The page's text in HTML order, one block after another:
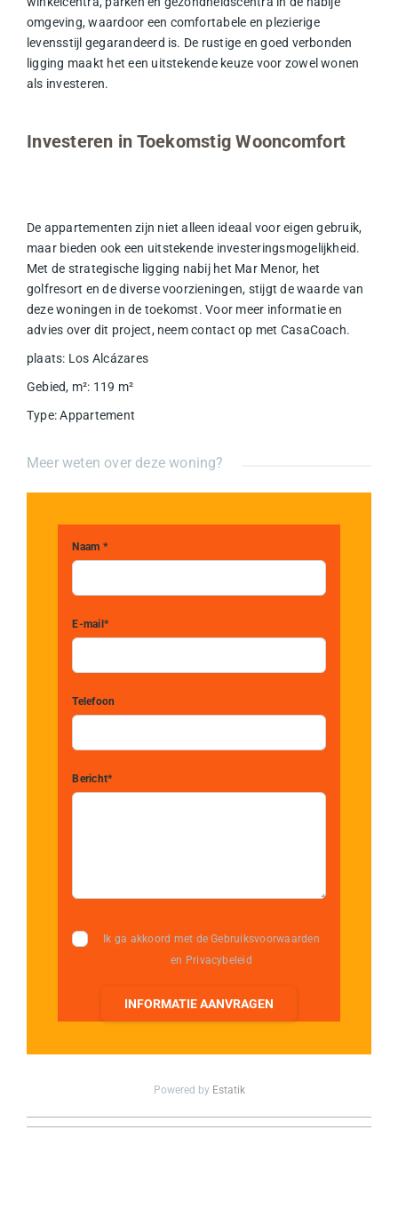
omgeving, waardoor een comfortabele en plezierige
levensstijl gegarandeerd is. De rustige en goed verbonden
ligging maakt het een uitstekende keuze voor zowel wonen
als investeren.
Investeren in Toekomstig Wooncomfort
De appartementen zijn niet alleen ideaal voor eigen gebruik,
maar bieden ook een uitstekende investeringsmogelijkheid.
Met de strategische ligging nabij het Mar Menor, het
golfresort en de diverse voorzieningen, stijgt de waarde van
deze woningen in de toekomst. Voor meer informatie en
advies over dit project, neem contact op met CasaCoach.
plaats: Los Alcázares
Gebied, m²: 119 m²
Type: Appartement
Meer weten over deze woning?
Naam *
E-mail*
Telefoon
Bericht*
Ik ga akkoord met de Gebruiksvoorwaarden
en Privacybeleid
INFORMATIE AANVRAGEN
Powered by Estatik